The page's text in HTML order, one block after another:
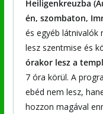
Heiligenkreuzba
én, szombaton,
és egyéb látnivalók
lesz szentmise és
órakor lesz a
7 óra körül. A
ebéd nem lesz,
hozzon magával